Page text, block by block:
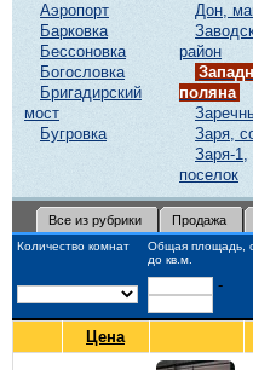
Аэропорт
Барковка
Бессоновка
Богословка
Бригадирский
мост
Бугровка
Дон,
район
поляна
Заря,
Заря-1,
поселок
Все из рубрики Продажа
Количество комнат
Общая площадь,
до кв.м.
-
Цена